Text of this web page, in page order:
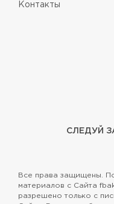
Контакты
СЛЕДУЙ
Все права защищены.
материалов с Сайта
разрешено только с